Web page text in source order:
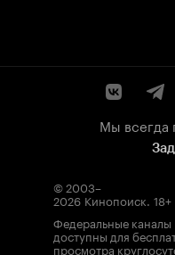
Мы всегда
© 2003–
2026 Кинопоиск. 18+
Федеральные каналы
доступны для
просмотра